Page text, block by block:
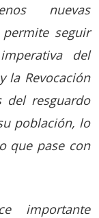
nuevas
seguir
del
la Revocación
del resguardo
población, lo
que pase con
importante